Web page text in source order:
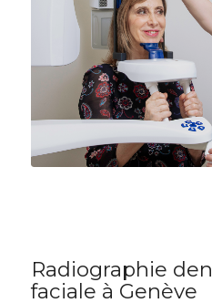
Radiographie
faciale à Genève